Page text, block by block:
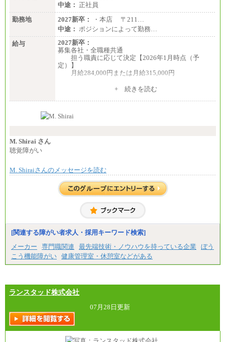
中途： 正社員
勤務地
2027新卒：
・本店 〒211…
中途： ポジションによって勤務…
給与
2027新卒：
募集各社・全職種共通
担う職責に応じて決定【2026年1月時点（予
定）】
月給284,000円または月給315,000円
※入社後早期から、自律的な業務遂行が求めら
す。
い職責を担う方については、さらに高い金額を個別
※上記に加え、所定労働時間外に勤務をした場
※試用期間中も給与に変更はございません。
＜募集各社・全職種共通＞
月給21万円以上～
※試用期間中の給与に変更はありません。
ます。
+ 続きを読む
M. Shirai さん
聴覚障がい
M. Shiraiさんのメッセージを読む
[関連する障がい者求人・採用キーワード検索]
メーカー
専門職関連 最先端技術・ノウハウを持っている企業
ぼう
こう機能障がい 健康管理室・休憩室などがある
ランスタッド株式会社
07月28日更新